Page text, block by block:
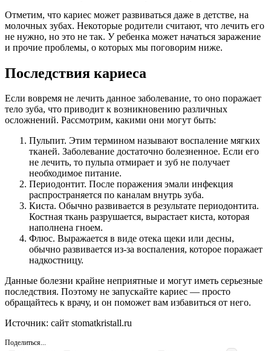
Отметим, что кариес может развиваться даже в детстве, на
молочных зубах. Некоторые родители считают, что лечить его
не нужно, но это не так. У ребенка может начаться заражение
и прочие проблемы, о которых мы поговорим ниже.
Последствия кариеса
Если вовремя не лечить данное заболевание, то оно поражает
тело зуба, что приводит к возникновению различных
осложнений. Рассмотрим, какими они могут быть:
Пульпит. Этим термином называют воспаление мягких
тканей. Заболевание достаточно болезненное. Если его
не лечить, то пульпа отмирает и зуб не получает
необходимое питание.
Периодонтит. После поражения эмали инфекция
распространяется по каналам внутрь зуба.
Киста. Обычно развивается в результате периодонтита.
Костная ткань разрушается, вырастает киста, которая
наполнена гноем.
Флюс. Выражается в виде отека щеки или десны,
обычно развивается из-за воспаления, которое поражает
надкостницу.
Данные болезни крайне неприятные и могут иметь серьезные
последствия. Поэтому не запускайте кариес — просто
обращайтесь к врачу, и он поможет вам избавиться от него.
Источник: сайт stomatkristall.ru
Поделиться...